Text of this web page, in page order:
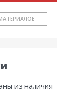
из наличия